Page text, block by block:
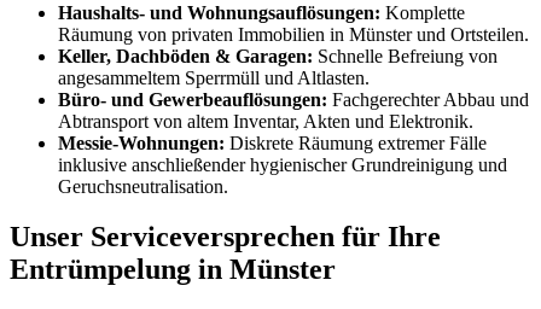
Haushalts- und Wohnungsauflösungen: Komplette
Räumung von privaten Immobilien in Münster und Ortsteilen.
Keller, Dachböden & Garagen: Schnelle Befreiung von
angesammeltem Sperrmüll und Altlasten.
Büro- und Gewerbeauflösungen: Fachgerechter Abbau und
Abtransport von altem Inventar, Akten und Elektronik.
Messie-Wohnungen: Diskrete Räumung extremer Fälle
inklusive anschließender hygienischer Grundreinigung und
Geruchsneutralisation.
Unser Serviceversprechen für Ihre
Entrümpelung in Münster